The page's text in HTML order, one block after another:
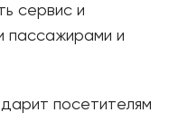
сервис и
пассажирами и
посетителям